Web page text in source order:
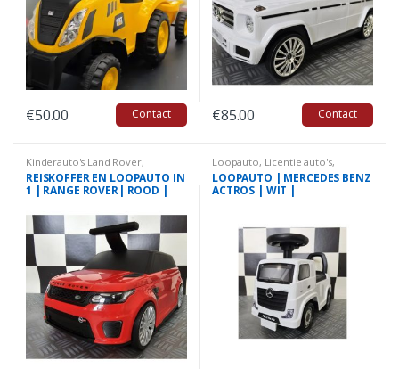
€50.00 Contact €85.00 Contact
Kinderauto's Land Rover,
Loopauto
REISKOFFER EN LOOPAUTO IN
1 | RANGE ROVER| ROOD |
Loopauto, Licentie auto's,
Kinderauto's Mercedes
LOOPAUTO | MERCEDES BENZ
ACTROS | WIT |